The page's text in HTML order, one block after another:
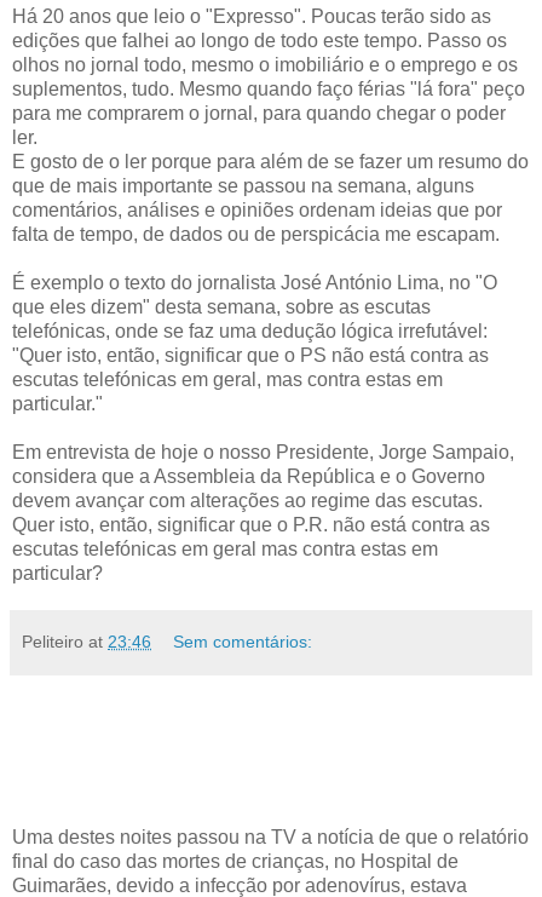
Há 20 anos que leio o "Expresso". Poucas terão sido as
edições que falhei ao longo de todo este tempo. Passo os
olhos no jornal todo, mesmo o imobiliário e o emprego e os
suplementos, tudo. Mesmo quando faço férias "lá fora" peço
para me comprarem o jornal, para quando chegar o poder
ler.
E gosto de o ler porque para além de se fazer um resumo do
que de mais importante se passou na semana, alguns
comentários, análises e opiniões ordenam ideias que por
falta de tempo, de dados ou de perspicácia me escapam.
É exemplo o texto do jornalista José António Lima, no "O
que eles dizem" desta semana, sobre as escutas
telefónicas, onde se faz uma dedução lógica irrefutável:
"Quer isto, então, significar que o PS não está contra as
escutas telefónicas em geral, mas contra estas em
particular."
Em entrevista de hoje o nosso Presidente, Jorge Sampaio,
considera que a Assembleia da República e o Governo
devem avançar com alterações ao regime das escutas.
Quer isto, então, significar que o P.R. não está contra as
escutas telefónicas em geral mas contra estas em
particular?
Peliteiro at 23:46 Sem comentários:
Uma destes noites passou na TV a notícia de que o relatório
final do caso das mortes de crianças, no Hospital de
Guimarães, devido a infecção por adenovírus, estava